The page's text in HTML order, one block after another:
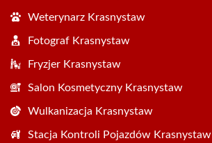
Weterynarz Krasnystaw
Fotograf Krasnystaw
Fryzjer Krasnystaw
Salon Kosmetyczny Krasnystaw
Wulkanizacja Krasnystaw
Stacja Kontroli Pojazdów Krasnystaw